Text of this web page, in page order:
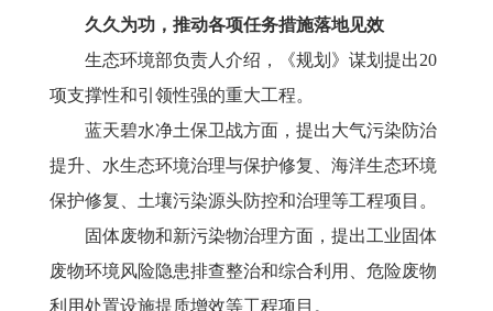
久久为功，推动各项任务措施落地见效
生态环境部负责人介绍，《规划》谋划提出20
项支撑性和引领性强的重大工程。
蓝天碧水净土保卫战方面，提出大气污染防治
提升、水生态环境治理与保护修复、海洋生态环境
保护修复、土壤污染源头防控和治理等工程项目。
固体废物和新污染物治理方面，提出工业固体
废物环境风险隐患排查整治和综合利用、危险废物
利用处置设施提质增效等工程项目。